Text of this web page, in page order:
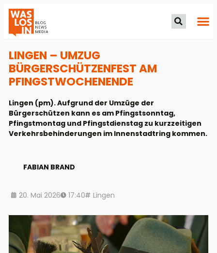
LINGEN – UMZUG
BÜRGERSCHÜTZENFEST AM
PFINGSTWOCHENENDE
Lingen (pm). Aufgrund der Umzüge der
Bürgerschützen kann es am Pfingstsonntag,
Pfingstmontag und Pfingstdienstag zu kurzzeitigen
Verkehrsbehinderungen im Innenstadtring kommen.
FABIAN BRAND
20. Mai 2026 17:40 Lingen